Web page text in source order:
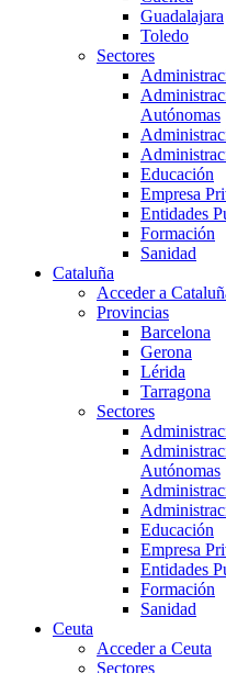
Guadalajara
Toledo
Sectores
Autónomas
Educación
Empresa
Entidades
Formación
Sanidad
Cataluña
Acceder a
Provincias
Barcelona
Gerona
Lérida
Tarragona
Sectores
Autónomas
Educación
Empresa
Entidades
Formación
Sanidad
Ceuta
Acceder a Ceuta
Sectores